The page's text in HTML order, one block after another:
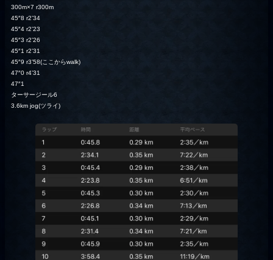
300m×7 r300m
45″8 r2’34
45″4 r2’23
45″3 r2’26
45″1 r2’31
45″9 r3’58(ここからwalk)
47″0 r4’31
47″1
ターサージール6
3.6km jog(ツライ)